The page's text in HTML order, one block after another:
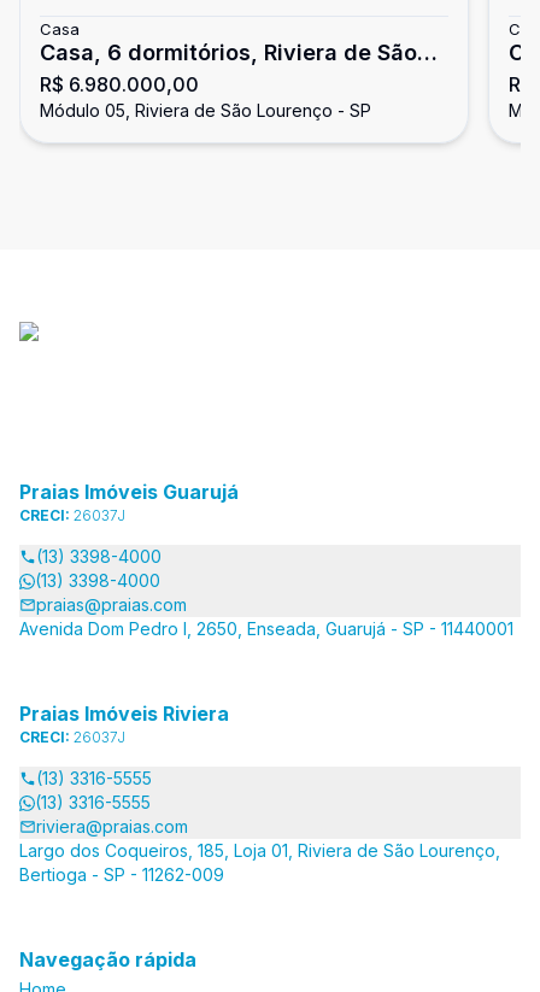
Casa
Casa, 6 dormitórios, Riviera de São
Lourenço
R$ 6.980.000,00
Módulo 05, Riviera de São Lourenço - SP
Praias Imóveis Guarujá
CRECI: 26037J
(13) 3398-4000
(13) 3398-4000
praias@praias.com
Avenida Dom Pedro I, 2650, Enseada, Guarujá - SP - 11440001
Praias Imóveis Riviera
CRECI: 26037J
(13) 3316-5555
(13) 3316-5555
riviera@praias.com
Largo dos Coqueiros, 185, Loja 01, Riviera de São Lourenço,
Bertioga - SP - 11262-009
Navegação rápida